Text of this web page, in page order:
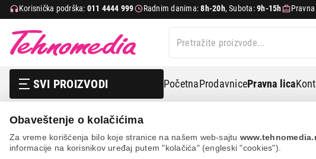
Obaveštenje o kolačićima
Za vreme korišćenja bilo koje stranice na našem web-sajtu
informacije na korisnikov uređaj putem "kolačića" (engleski "cookies").
Korisnička podrška: 011 4444 999 Radnim danima:8h-20h, Subota:9h-15h
SVI PROIZVODI PočetnaProdavnicePravna lica
Mali kuhinjski aparati Airfryeri